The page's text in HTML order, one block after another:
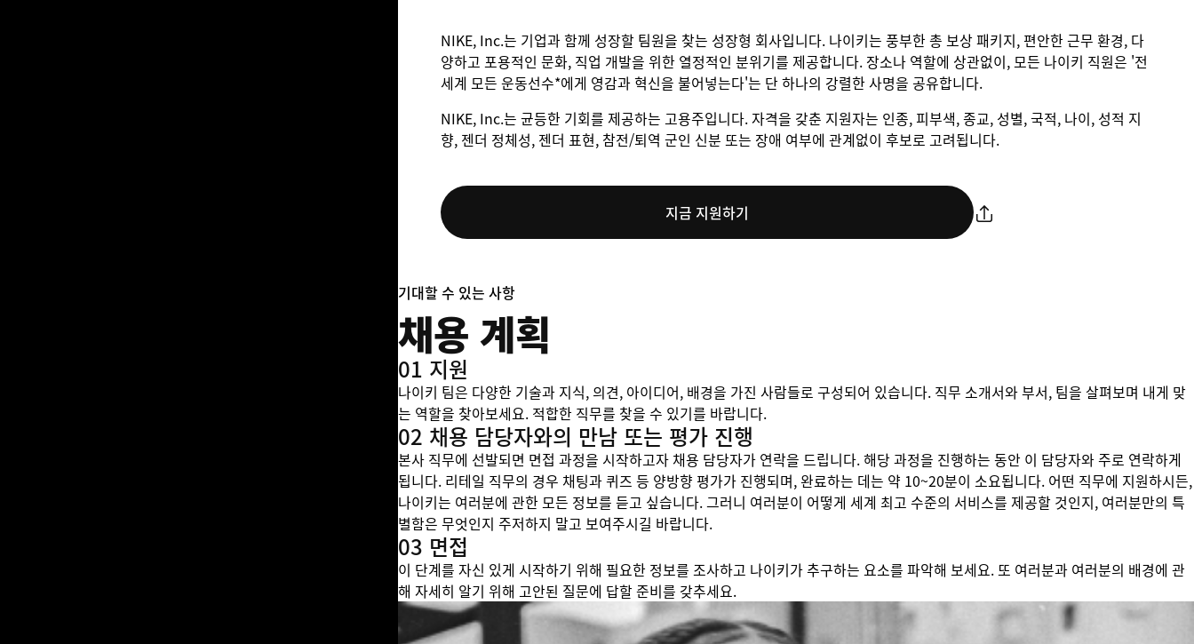
NIKE, Inc.는 기업과 함께 성장할 팀원을 찾는 성장형 회사입니다. 나이키는 풍부한 총 보상 패키지, 편안한 근무 환경, 다
양하고 포용적인 문화, 직업 개발을 위한 열정적인 분위기를 제공합니다. 장소나 역할에 상관없이, 모든 나이키 직원은 '전
세계 모든 운동선수*에게 영감과 혁신을 불어넣는다'는 단 하나의 강렬한 사명을 공유합니다.
NIKE, Inc.는 균등한 기회를 제공하는 고용주입니다. 자격을 갖춘 지원자는 인종, 피부색, 종교, 성별, 국적, 나이, 성적 지
향, 젠더 정체성, 젠더 표현, 참전/퇴역 군인 신분 또는 장애 여부에 관계없이 후보로 고려됩니다.
지금 지원하기
기대할 수 있는 사항
채용 계획
01 지원
나이키 팀은 다양한 기술과 지식, 의견, 아이디어, 배경을 가진 사람들로 구성되어 있습니다. 직무 소개서와 부서, 팀을 살펴보며 내게 맞
는 역할을 찾아보세요. 적합한 직무를 찾을 수 있기를 바랍니다.
02 채용 담당자와의 만남 또는 평가 진행
본사 직무에 선발되면 면접 과정을 시작하고자 채용 담당자가 연락을 드립니다. 해당 과정을 진행하는 동안 이 담당자와 주로 연락하게
됩니다. 리테일 직무의 경우 채팅과 퀴즈 등 양방향 평가가 진행되며, 완료하는 데는 약 10~20분이 소요됩니다. 어떤 직무에 지원하시든,
나이키는 여러분에 관한 모든 정보를 듣고 싶습니다. 그러니 여러분이 어떻게 세계 최고 수준의 서비스를 제공할 것인지, 여러분만의 특
별함은 무엇인지 주저하지 말고 보여주시길 바랍니다.
03 면접
이 단계를 자신 있게 시작하기 위해 필요한 정보를 조사하고 나이키가 추구하는 요소를 파악해 보세요. 또 여러분과 여러분의 배경에 관
해 자세히 알기 위해 고안된 질문에 답할 준비를 갖추세요.